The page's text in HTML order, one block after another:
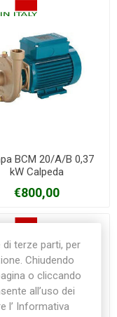
BCM 20/A/B 0,37
kW Calpeda
€800,00
terze parti, per
Chiudendo
o cliccando
all’uso dei
l’ Informativa